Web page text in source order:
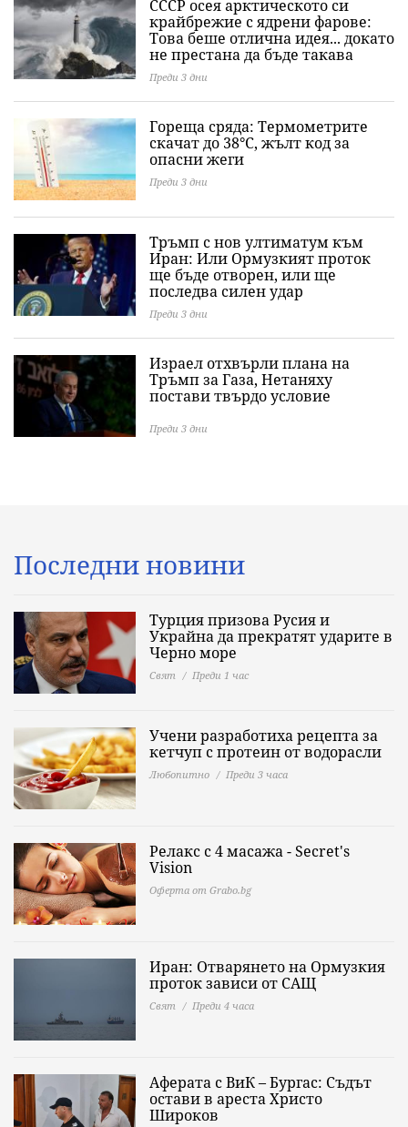
СССР осея арктическото си
крайбрежие с ядрени фарове:
Това беше отлична идея... докато
не престана да бъде такава
Преди 3 дни
Гореща сряда: Термометрите
скачат до 38°C, жълт код за
опасни жеги
Преди 3 дни
Тръмп с нов ултиматум към
Иран: Или Ормузкият проток
ще бъде отворен, или ще
последва силен удар
Преди 3 дни
Израел отхвърли плана на
Тръмп за Газа, Нетаняху
постави твърдо условие
Преди 3 дни
Последни новини
Турция призова Русия и
Украйна да прекратят ударите в
Черно море
Свят Преди 1 час
Учени разработиха рецепта за
кетчуп с протеин от водорасли
Любопитно Преди 3 часа
Релакс с 4 масажа - Secret's
Vision
Оферта от Grabo.bg
Иран: Отварянето на Ормузкия
проток зависи от САЩ
Свят Преди 4 часа
Аферата с ВиК – Бургас: Съдът
остави в ареста Христо
Широков